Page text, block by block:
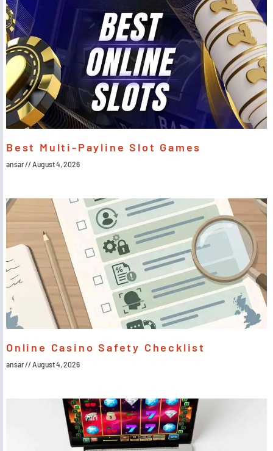
Best Multi-Payline Slot Games
ansar August 4, 2026
Online Casino Safety Checklist
ansar August 4, 2026